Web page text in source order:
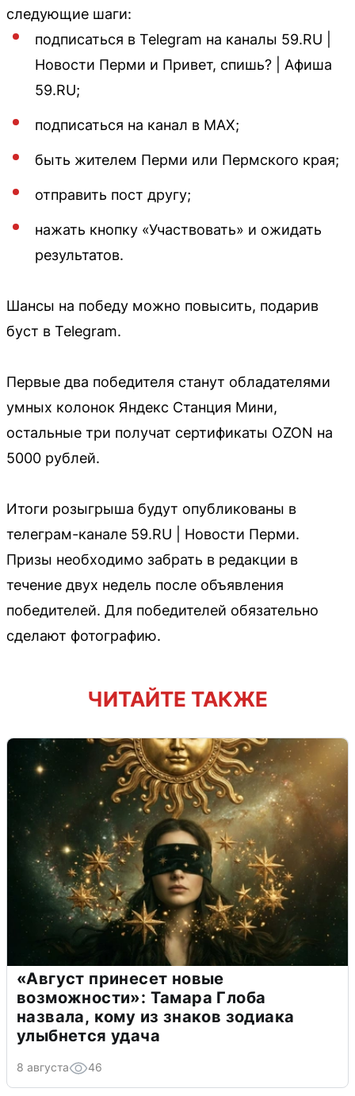
следующие шаги:
подписаться в Telegram на каналы 59.RU |
Новости Перми и Привет, спишь? | Афиша
59.RU;
подписаться на канал в MAX;
быть жителем Перми или Пермского края;
отправить пост другу;
нажать кнопку «Участвовать» и ожидать
результатов.
Шансы на победу можно повысить, подарив
буст в Telegram.
Первые два победителя станут обладателями
умных колонок Яндекс Станция Мини,
остальные три получат сертификаты OZON на
5000 рублей.
Итоги розыгрыша будут опубликованы в
телеграм-канале 59.RU | Новости Перми.
Призы необходимо забрать в редакции в
течение двух недель после объявления
победителей. Для победителей обязательно
сделают фотографию.
ЧИТАЙТЕ ТАКЖЕ
«Август принесет новые
возможности»: Тамара Глоба
назвала, кому из знаков зодиака
улыбнется удача
8 августа 46